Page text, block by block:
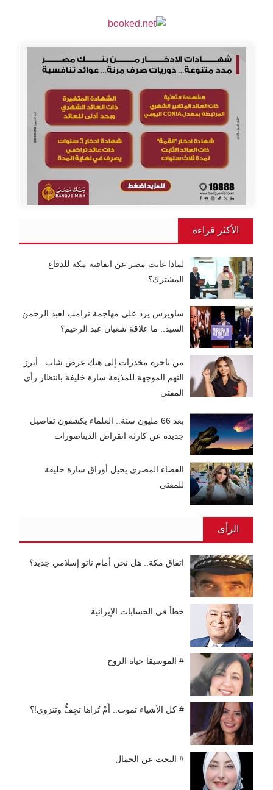
الأكثر قراءة
لماذا غابت مصر عن اتفاقية مكة للدفاع
المشترك؟
ساويرس يرد على مهاجمة ترامب لعبد الرحمن
السيد.. ما علاقة شعبان عبد الرحيم؟
من تاجرة مخدرات إلى هتك عرض شاب.. أبرز
التهم الموجهة للمذيعة سارة خليفة بانتظار رأي
المفتي
بعد 66 مليون سنة.. العلماء يكشفون تفاصيل
جديدة عن كارثة انقراض الديناصورات
القضاء المصري يحيل أوراق سارة خليفة
للمفتي
الرأى
اتفاق مكة.. هل نحن أمام ناتو إسلامي جديد؟
خطأ في الحسابات الإيرانية
# الموسيقا حياة الروح
# كل الأشياء تموت.. أَمْ تُراها تجِفُّ وتنزوي!؟
# البحث عن الجمال